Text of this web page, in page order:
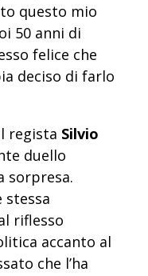
questo mio
50 anni di
felice che
deciso di farlo
regista Silvio
duello
sorpresa.
stessa
riflesso
accanto al
che l’ha